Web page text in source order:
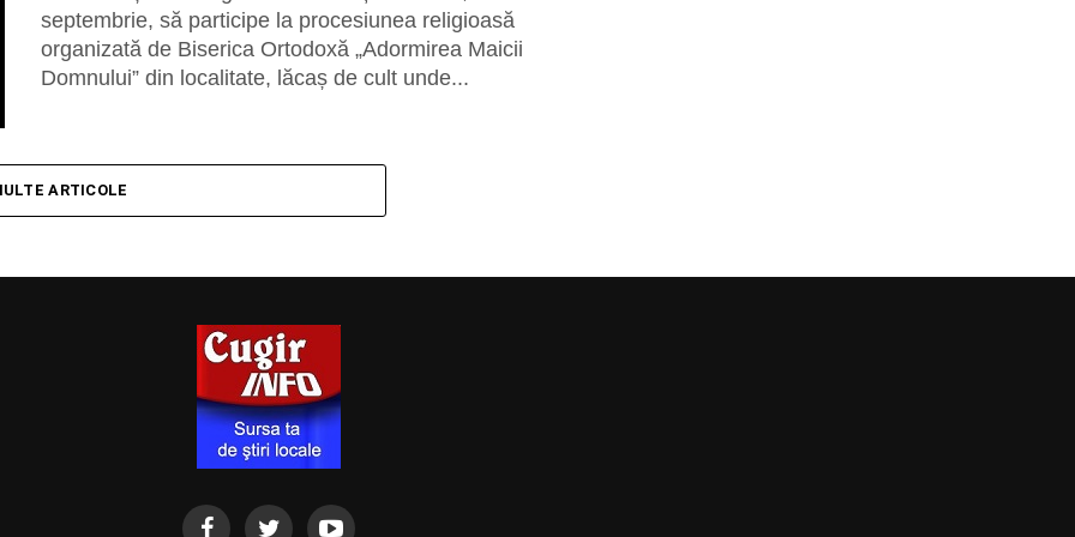
septembrie, să participe la procesiunea religioasă
organizată de Biserica Ortodoxă „Adormirea Maicii
Domnului” din localitate, lăcaș de cult unde...
ARTICOLE